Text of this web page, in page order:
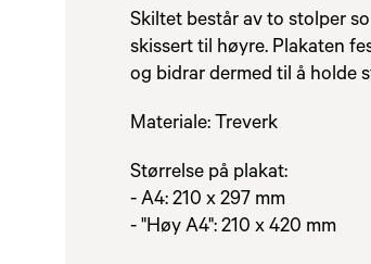
Skiltet består av to stolper
skissert til høyre. Plakaten
og bidrar dermed til å holde
Materiale: Treverk
Størrelse på plakat:
- A4: 210 x 297 mm
- "Høy A4": 210 x 420 mm